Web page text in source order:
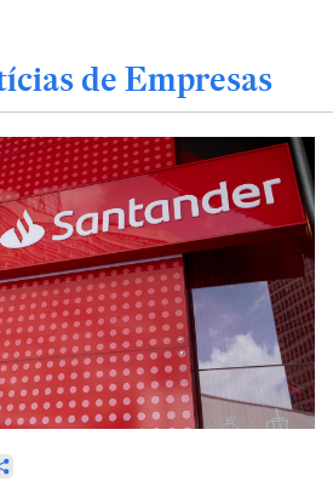
de Empresas